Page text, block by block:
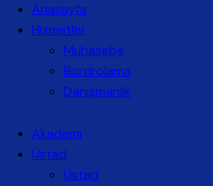
Anasayfa
Hizmetler
Muhasebe
Bordrolama
Danışmanlık
Akademi
Üstad
Üstad